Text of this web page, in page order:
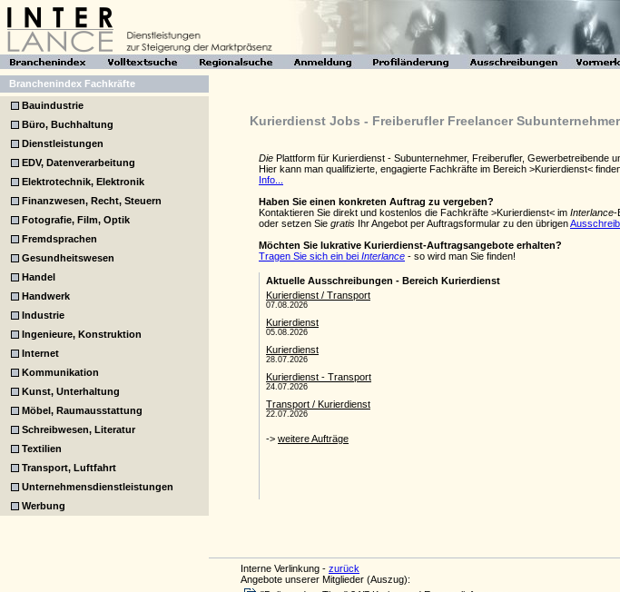
Branchenindex Fachkräfte
Bauindustrie
Büro, Buchhaltung
Dienstleistungen
EDV, Datenverarbeitung
Elektrotechnik, Elektronik
Finanzwesen, Recht, Steuern
Fotografie, Film, Optik
Fremdsprachen
Gesundheitswesen
Handel
Handwerk
Industrie
Ingenieure, Konstruktion
Internet
Kommunikation
Kunst, Unterhaltung
Möbel, Raumausstattung
Schreibwesen, Literatur
Textilien
Transport, Luftfahrt
Unternehmensdienstleistungen
Werbung
Kurierdienst Jobs - Freiberufler Freelancer
Die Plattform für Kurierdienst - Subunternehmer, Freiberufler, Gewerbetreibende
Hier kann man qualifizierte, engagierte Fachkräfte im Bereich >Kurierdienst<
Info...
Haben Sie einen konkreten Auftrag zu vergeben?
Kontaktieren Sie direkt und kostenlos die Fachkräfte >Kurierdienst< im Interlance-
oder setzen Sie gratis Ihr Angebot per Auftragsformular zu den übrigen
Möchten Sie lukrative Kurierdienst-Auftragsangebote erhalten?
Tragen Sie sich ein bei Interlance - so wird man Sie finden!
Interne Verlinkung - zurück
Angebote unserer Mitglieder (Auszug):